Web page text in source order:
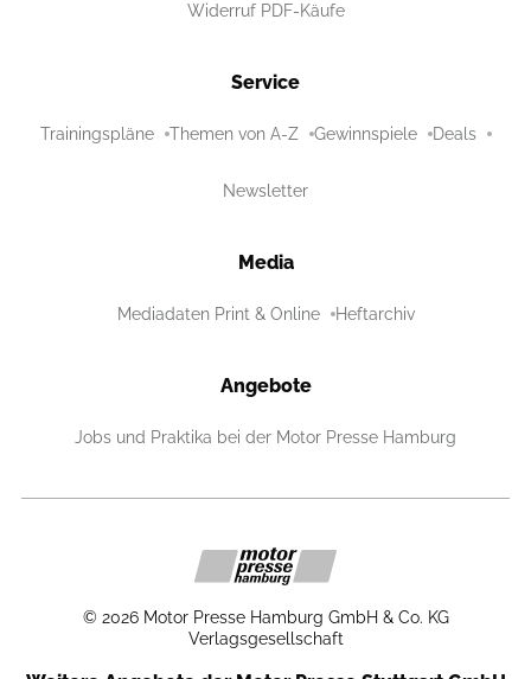
Widerruf PDF-Käufe
Service
Trainingspläne Themen von A-Z Gewinnspiele Deals
Newsletter
Media
Mediadaten Print & Online Heftarchiv
Angebote
Jobs und Praktika bei der Motor Presse Hamburg
© 2026 Motor Presse Hamburg GmbH & Co. KG
Verlagsgesellschaft